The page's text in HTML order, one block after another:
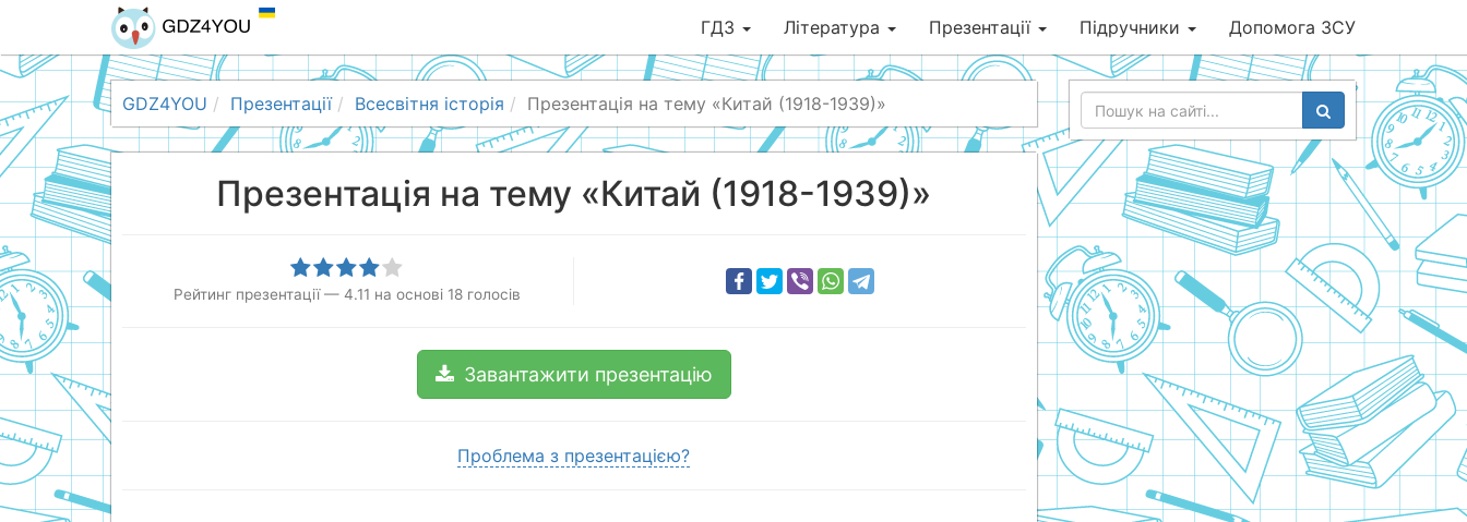
ГДЗ Література Презентації Підручники Допомога ЗСУ
GDZ4YOU Презентації Всесвітня історія Презентація на тему «Китай (1918-1939)»
Презентація на тему «Китай (1918-1939)»
Рейтинг презентації — 4.11 на основі 18 голосів
Завантажити презентацію
Проблема з презентацією?